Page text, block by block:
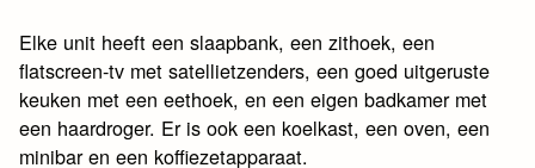
Elke unit heeft een slaapbank, een zithoek, een
flatscreen-tv met satellietzenders, een goed uitgeruste
keuken met een eethoek, en een eigen badkamer met
een haardroger. Er is ook een koelkast, een oven, een
minibar en een koffiezetapparaat.